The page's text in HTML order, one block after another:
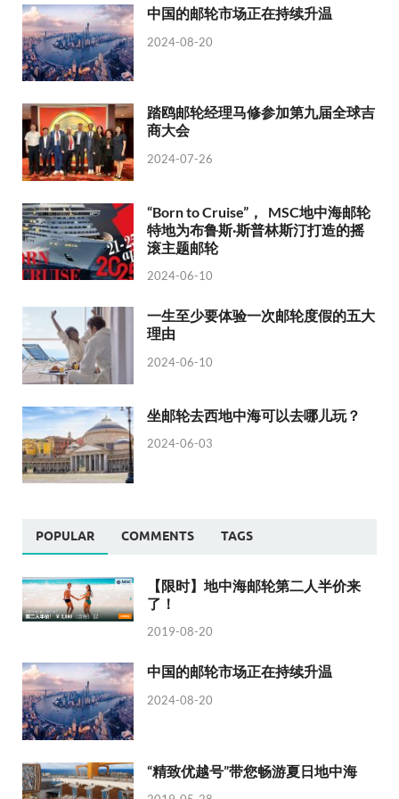
中国的邮轮市场正在持续升温
2024-08-20
踏鸥邮轮经理马修参加第九届全球吉
商大会
2024-07-26
“Born to Cruise”， MSC地中海邮轮
特地为布鲁斯·斯普林斯汀打造的摇
滚主题邮轮
2024-06-10
一生至少要体验一次邮轮度假的五大
理由
2024-06-10
坐邮轮去西地中海可以去哪儿玩？
2024-06-03
POPULAR COMMENTS TAGS
【限时】地中海邮轮第二人半价来
了！
2019-08-20
中国的邮轮市场正在持续升温
2024-08-20
“精致优越号”带您畅游夏日地中海